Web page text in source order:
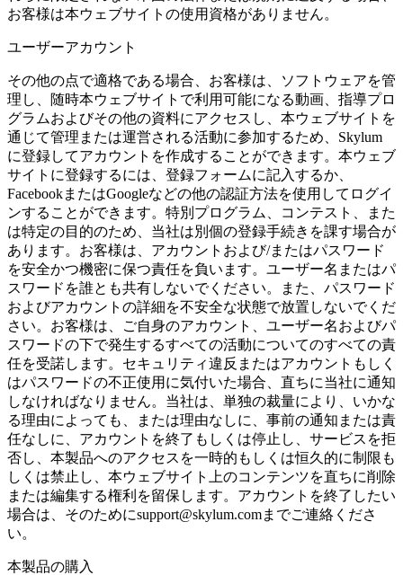
お客様は本ウェブサイトの使用資格がありません。
ユーザーアカウント
その他の点で適格である場合、お客様は、ソフトウェアを管
理し、随時本ウェブサイトで利用可能になる動画、指導プロ
グラムおよびその他の資料にアクセスし、本ウェブサイトを
通じて管理または運営される活動に参加するため、Skylum
に登録してアカウントを作成することができます。本ウェブ
サイトに登録するには、登録フォームに記入するか、
FacebookまたはGoogleなどの他の認証方法を使用してログイ
ンすることができます。特別プログラム、コンテスト、また
は特定の目的のため、当社は別個の登録手続きを課す場合が
あります。お客様は、アカウントおよび/またはパスワード
を安全かつ機密に保つ責任を負います。ユーザー名またはパ
スワードを誰とも共有しないでください。また、パスワード
およびアカウントの詳細を不安全な状態で放置しないでくだ
さい。お客様は、ご自身のアカウント、ユーザー名およびパ
スワードの下で発生するすべての活動についてのすべての責
任を受諾します。セキュリティ違反またはアカウントもしく
はパスワードの不正使用に気付いた場合、直ちに当社に通知
しなければなりません。当社は、単独の裁量により、いかな
る理由によっても、または理由なしに、事前の通知または責
任なしに、アカウントを終了もしくは停止し、サービスを拒
否し、本製品へのアクセスを一時的もしくは恒久的に制限も
しくは禁止し、本ウェブサイト上のコンテンツを直ちに削除
または編集する権利を留保します。アカウントを終了したい
場合は、そのためにsupport@skylum.comまでご連絡くださ
い。
本製品の購入